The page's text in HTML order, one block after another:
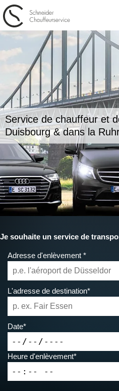
Service de chauffeur et
Duisbourg & dans la
Je souhaite un service de
Adresse d'enlèvement *
L'adresse de destination*
Date*
Heure d'enlèvement*